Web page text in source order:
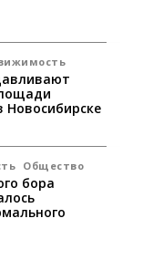
Новосибирске
Общество
бора